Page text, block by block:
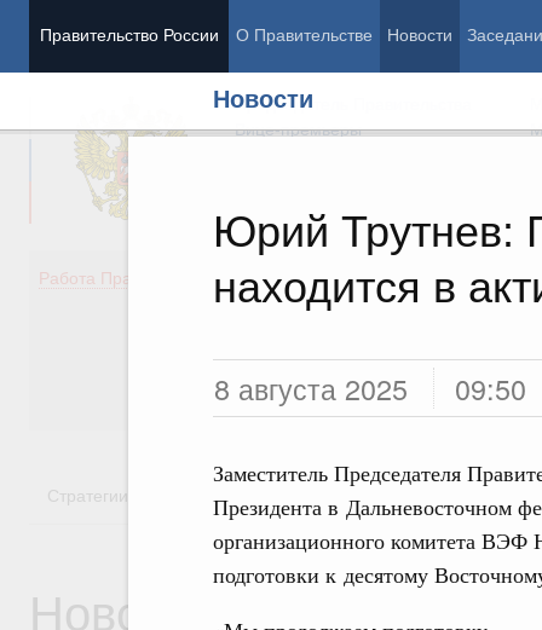
Правительство России О Правительстве Новости
Новости
Юрий Трутнев:
находится в
8 августа 2025 09:50
Заместитель Председателя
Президента в Дальневосточном
организационного комитета
подготовки к десятому
Председатель Правительства
Вице-премьеры
Работа Правительства
Демография
Здоровье
Общество
Государство
Стратегии Государственные программы
Новости